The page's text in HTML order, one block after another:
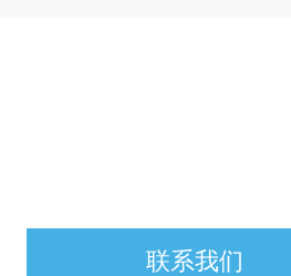
联系我们